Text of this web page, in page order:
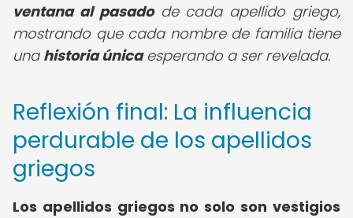
ventana al pasadode cada apellido griego,
mostrando que cada nombre de familia tiene
una historia únicaesperando a ser revelada.
Reflexión final: La influencia
perdurable de los apellidos
griegos
Los apellidos griegos no solo son vestigios